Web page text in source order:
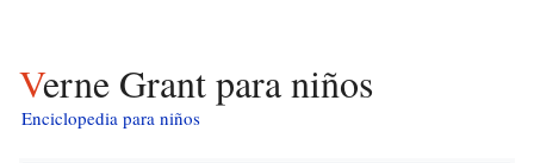
Verne Grant para niños
Enciclopedia para niños